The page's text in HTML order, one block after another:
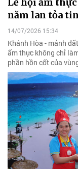
năm lan tỏa
14/07/2026 15:34
Khánh Hòa - mảnh
ẩm thực không chỉ
phần hồn cốt của